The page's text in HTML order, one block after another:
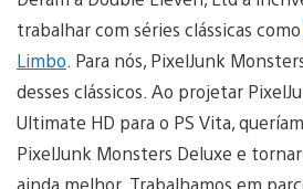
trabalhar com séries clássicas como
Limbo . Para nós, PixelJunk
desses clássicos. Ao projetar
Ultimate HD para o PS Vita,
PixelJunk Monsters Deluxe e
ainda melhor. Trabalhamos em